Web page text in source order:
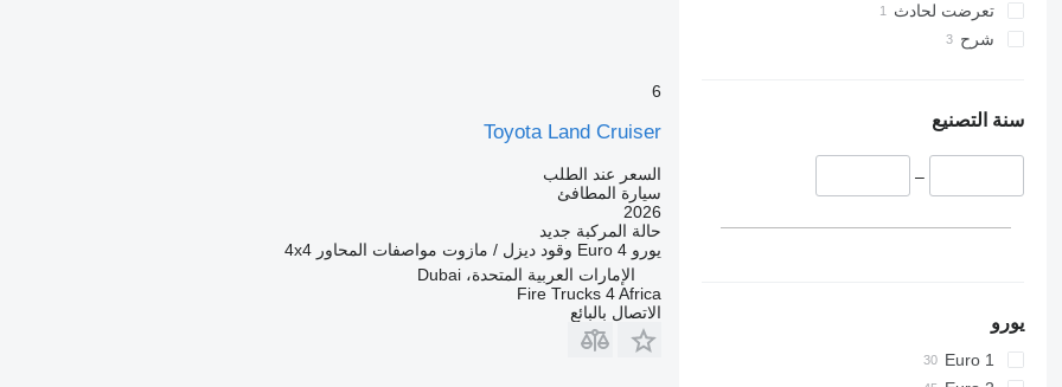
تعرضت لحادث
شرح
سنة التصنيع
–
يورو
Euro 1
6
Toyota Land Cruiser
السعر عند الطلب
سيارة المطافئ
2026
حالة المركبة جديد
يورو Euro 4 وقود ديزل / مازوت مواصفات المحاور 4x4
الإمارات العربية المتحدة، Dubai
Fire Trucks 4 Africa
الاتصال بالبائع